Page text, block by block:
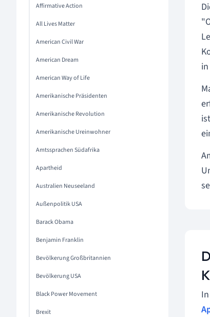
Affirmative Action
All Lives Matter
American Civil War
American Dream
American Way of Life
Amerikanische Präsidenten
Amerikanische Revolution
Amerikanische Ureinwohner
Amtssprachen Südafrika
Apartheid
Australien Neuseeland
Außenpolitik USA
Barack Obama
Benjamin Franklin
Bevölkerung Großbritannien
Bevölkerung USA
Black Power Movement
Brexit